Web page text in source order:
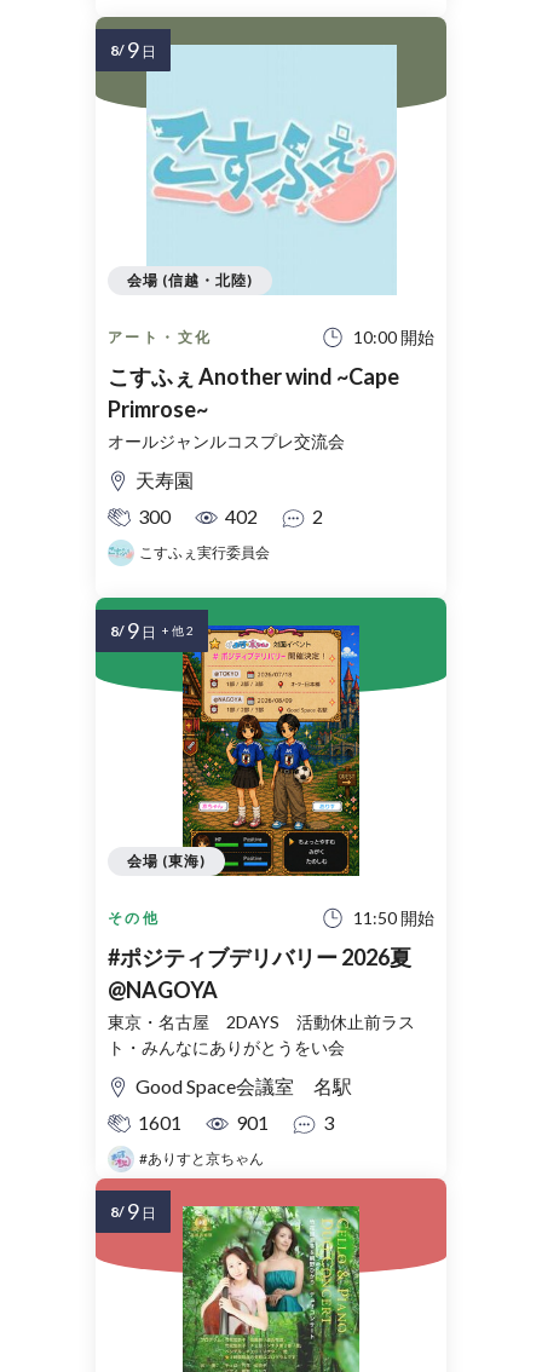
アート・文化 10:00 開始
こすふぇ Another wind ~Cape
Primrose~
オールジャンルコスプレ交流会
天寿園
300
402 2
こすふぇ実行委員会
会場 (信越・北陸)
8/ 9 日
その他 11:50 開始
#ポジティブデリバリー 2026夏
@NAGOYA
東京・名古屋 2DAYS 活動休止前ラス
ト・みんなにありがとうをい会
Good Space会議室 名駅
1601
901 3
#ありすと京ちゃん
会場 (東海)
8/ 9 日 + 他 2
8/ 9 日